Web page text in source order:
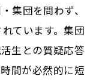
集団を問わず、
ています。集団
生との質疑応答
間が必然的に短